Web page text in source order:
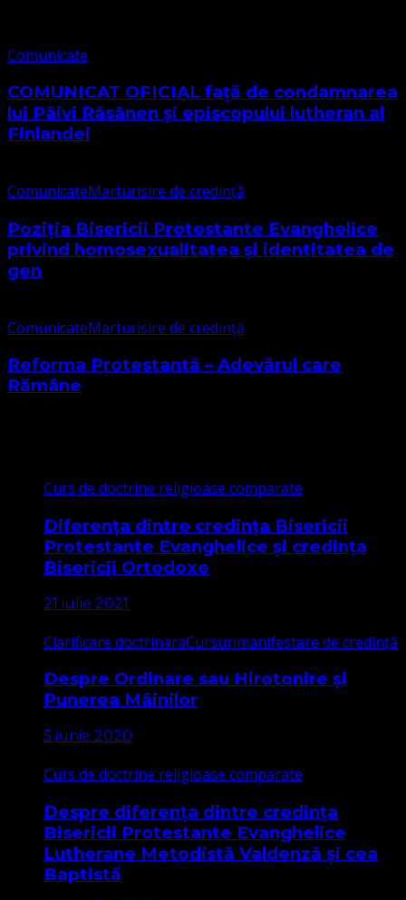
Comunicate
COMUNICAT OFICIAL față de condamnarea
lui Päivi Räsänen și episcopului lutheran al
Finlandei
ComunicateMarturisire de credință
Poziția Bisericii Protestante Evanghelice
privind homosexualitatea și identitatea de
gen
ComunicateMarturisire de credință
Reforma Protestantă – Adevărul care
Rămâne
Curs de doctrine religioase comparate
Diferența dintre credința Bisericii
Protestante Evanghelice și credința
Bisericii Ortodoxe
21 iulie 2021
Clarificare doctrinaraCursurimanifestare de credință
Despre Ordinare sau Hirotonire și
Punerea Mâinilor
5 iunie 2020
Curs de doctrine religioase comparate
Despre diferența dintre credința
Bisericii Protestante Evanghelice
Lutherane Metodistă Valdenză și cea
Baptistă